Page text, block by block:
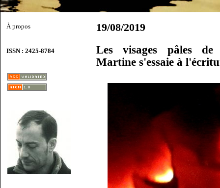
À propos
ISSN : 2425-8784
19/08/2019
Les visages pâles de
Martine s'essaie à